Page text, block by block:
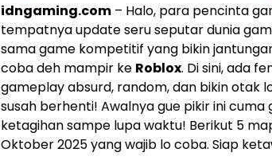
idngaming.com – Halo, para pencinta
tempatnya update seru seputar dunia
sama game kompetitif yang bikin
coba deh mampir ke Roblox. Di sini, ada
gameplay absurd, random, dan bikin otak
susah berhenti! Awalnya gue pikir ini
ketagihan sampe lupa waktu! Berikut 5
Oktober 2025 yang wajib lo coba. Siap